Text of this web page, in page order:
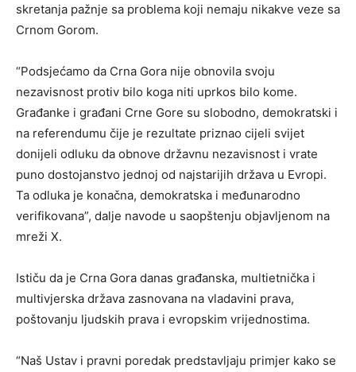
skretanja pažnje sa problema koji nemaju nikakve veze sa
Crnom Gorom.
“Podsjećamo da Crna Gora nije obnovila svoju
nezavisnost protiv bilo koga niti uprkos bilo kome.
Građanke i građani Crne Gore su slobodno, demokratski i
na referendumu čije je rezultate priznao cijeli svijet
donijeli odluku da obnove državnu nezavisnost i vrate
puno dostojanstvo jednoj od najstarijih država u Evropi.
Ta odluka je konačna, demokratska i međunarodno
verifikovana”, dalje navode u saopštenju objavljenom na
mreži X.
Ističu da je Crna Gora danas građanska, multietnička i
multivjerska država zasnovana na vladavini prava,
poštovanju ljudskih prava i evropskim vrijednostima.
“Naš Ustav i pravni poredak predstavljaju primjer kako se